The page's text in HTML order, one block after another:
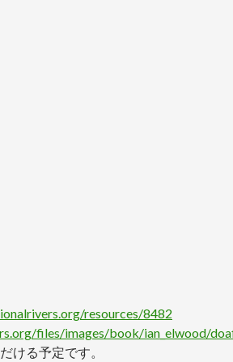
resources/8482
files/images/book/ian_elwood/
ける予定です。